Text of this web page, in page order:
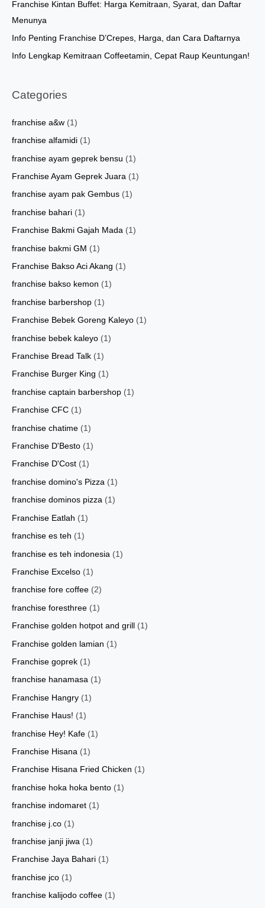
:
Franchise Kintan Buffet: Harga Kemitraan, Syarat, dan Daftar
Menunya
Info Penting Franchise D’Crepes, Harga, dan Cara Daftarnya
Info Lengkap Kemitraan Coffeetamin, Cepat Raup Keuntungan!
Categories
franchise a&w (1)
franchise alfamidi (1)
franchise ayam geprek bensu (1)
Franchise Ayam Geprek Juara (1)
franchise ayam pak Gembus (1)
franchise bahari (1)
Franchise Bakmi Gajah Mada (1)
franchise bakmi GM (1)
Franchise Bakso Aci Akang (1)
franchise bakso kemon (1)
franchise barbershop (1)
Franchise Bebek Goreng Kaleyo (1)
franchise bebek kaleyo (1)
Franchise Bread Talk (1)
Franchise Burger King (1)
franchise captain barbershop (1)
Franchise CFC (1)
franchise chatime (1)
Franchise D'Besto (1)
Franchise D'Cost (1)
franchise domino's Pizza (1)
franchise dominos pizza (1)
Franchise Eatlah (1)
franchise es teh (1)
franchise es teh indonesia (1)
Franchise Excelso (1)
franchise fore coffee (2)
franchise foresthree (1)
Franchise golden hotpot and grill (1)
Franchise golden lamian (1)
Franchise goprek (1)
franchise hanamasa (1)
Franchise Hangry (1)
Franchise Haus! (1)
franchise Hey! Kafe (1)
Franchise Hisana (1)
Franchise Hisana Fried Chicken (1)
franchise hoka hoka bento (1)
franchise indomaret (1)
franchise j.co (1)
franchise janji jiwa (1)
Franchise Jaya Bahari (1)
franchise jco (1)
franchise kalijodo coffee (1)